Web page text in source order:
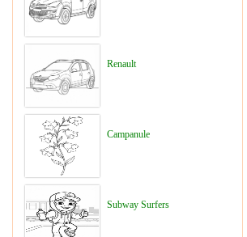
Renault
Campanule
Subway Surfers